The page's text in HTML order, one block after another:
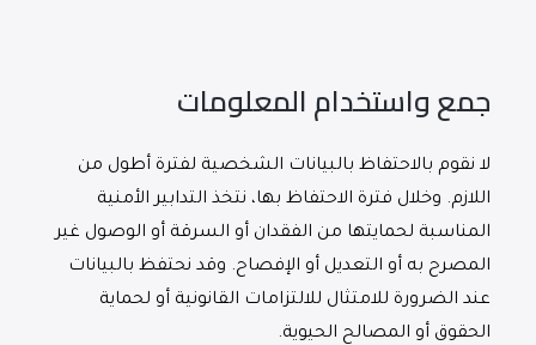
جمع واستخدام المعلومات
لا نقوم بالاحتفاظ بالبيانات الشخصية لفترة أطول من
اللازم. وخلال فترة الاحتفاظ بها، نتخذ التدابير الأمنية
المناسبة لحمايتها من الفقدان أو السرقة أو الوصول غير
المصرح به أو التعديل أو الإفصاح. وقد نحتفظ بالبيانات
عند الضرورة للامتثال للالتزامات القانونية أو لحماية
الحقوق أو المصالح الحيوية.